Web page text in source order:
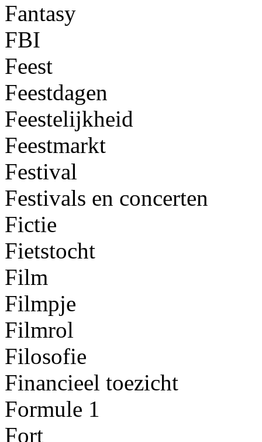
Fantasy
FBI
Feest
Feestdagen
Feestelijkheid
Feestmarkt
Festival
Festivals en concerten
Fictie
Fietstocht
Film
Filmpje
Filmrol
Filosofie
Financieel toezicht
Formule 1
Fort